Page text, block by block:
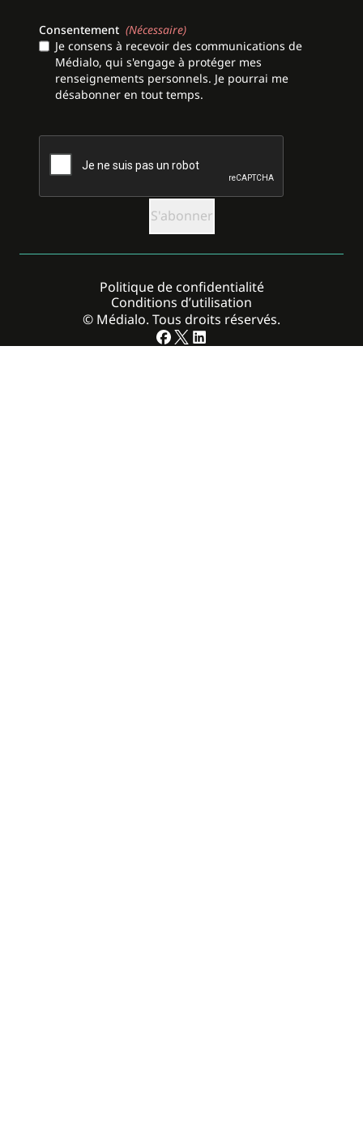
Consentement (Nécessaire)
Je consens à recevoir des communications de
Médialo, qui s'engage à protéger mes
renseignements personnels. Je pourrai me
désabonner en tout temps.
CAPTCHA
© Médialo. Tous droits réservés.
Politique de confidentialité
Conditions d’utilisation